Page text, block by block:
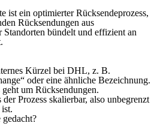
ist ein optimierter Rücksendeprozess,
Rücksendungen aus
bündelt und effizient an
Kürzel bei DHL, z. B.
oder eine ähnliche Bezeichnung.
um Rücksendungen.
Prozess skalierbar, also unbegrenzt